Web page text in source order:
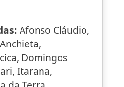
Afonso Cláudio,
Domingos
Itarana,